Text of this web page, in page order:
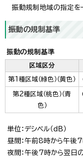
振動規制地域の指定を
振動の規制基準
振動の規制基準
区域区分
第1種区域（緑色）（黄色）
第2種区域（桃色）（青
色）
単位：デシベル（dB）
昼間：午前8時から午後
夜間：午後7時から翌日